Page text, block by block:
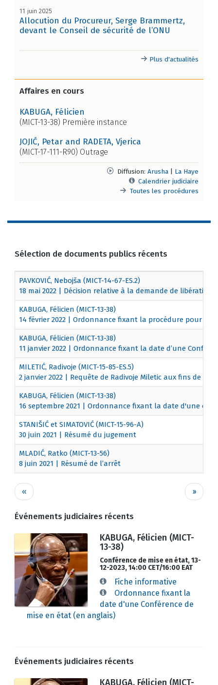
11 juin 2025
Allocution du Procureur, Serge Brammertz,
devant le Conseil de sécurité de l’ONU
Plus d'actualités
Affaires en cours
KABUGA, Félicien
(MICT-13-38) Première instance
JOJIĆ, Petar and RADETA, Vjerica
(MICT-17-111-R90) Outrage
Diffusion: Arusha
La Haye
Calendrier judiciaire
Toutes les procédures
Sélection de documents publics récents
PAVKOVIĆ, Nebojša (MICT-14-67-ES.2)
18 mai 2022 | Décision relative à la demande de libération
KABUGA, Félicien (MICT-13-38)
14 février 2022 | Ordonnance fixant la procédure pour la
KABUGA, Félicien (MICT-13-38)
11 janvier 2022 | Ordonnance fixant la date d’une
MILETIĆ, Radivoje (MICT-15-85-ES.5)
2 janvier 2022 | Requête de Radivoje Miletic aux fins de
KABUGA, Félicien (MICT-13-38)
16 septembre 2021 | Ordonnance fixant la date d'une
STANIŠIĆ et SIMATOVIĆ (MICT-15-96-A)
30 juin 2021 | Résumé du jugement
MLADIĆ, Ratko (MICT-13-56)
8 juin 2021 | Résumé de l’arrêt
Pagination
Page
précédente
‹‹
Page
››
Événements judiciaires récents
KABUGA, Félicien (MICT-
13-38)
Conférence de mise en état, 13-
12-2023, 14:00 CET/16:00 EAT
Fiche informative
Ordonnance fixant la
date d'une Conférence de
mise en état (en anglais)
Événements judiciaires récents
KABUGA, Félicien (MICT-